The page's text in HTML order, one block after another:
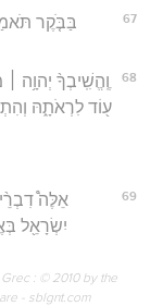
67
בַּבֹּ֤קֶר
68
וֶֽהֱשִֽׁיבְךָ֨ יְהוָ֥ה
ע֖וֹד לִרְאֹתָ֑הּ
69
אֵלֶּה֩
יִשְׂרָאֵ֖ל
: © 2010 by the
- sblgnt.com